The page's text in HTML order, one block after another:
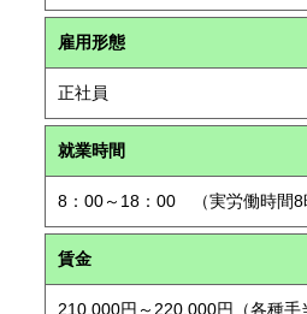
雇用形態
正社員
就業時間
8：00～18：00 （実労働時間8
賃金
210,000円～220,000円（各種手